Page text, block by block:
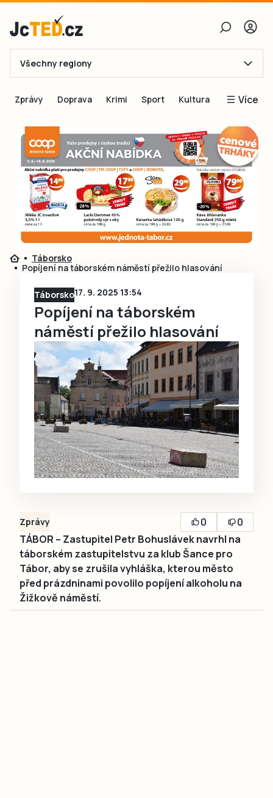
E-mail
Obnovit heslo
Přihlásit se
Přihlásit se přes Facebook
Ještě nemám účet, chci seRegistrovat
Všechny regiony
Zprávy Doprava Krimi Sport Kultura Více
Inspirace
Čtenáři píší
Speciální přílohy
Inzerce
Táborsko
Popíjení na táborském náměstí přežilo hlasování
Táborsko17. 9. 2025 13:54
Popíjení na táborském
náměstí přežilo hlasování
Zprávy 0
0
TÁBOR – Zastupitel Petr Bohuslávek navrhl na
táborském zastupitelstvu za klub Šance pro
Tábor, aby se zrušila vyhláška, kterou město
před prázdninami povolilo popíjení alkoholu na
Žižkově náměstí.